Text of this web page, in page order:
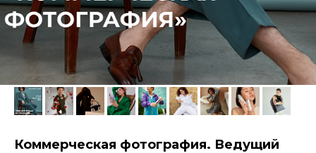
Коммерческая фотография. Ведущий